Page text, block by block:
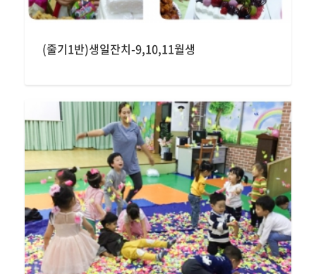
(줄기1반)생일잔치-9,10,11월생